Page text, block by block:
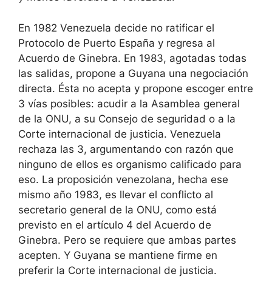
En 1982 Venezuela decide no ratificar el
Protocolo de Puerto España y regresa al
Acuerdo de Ginebra. En 1983, agotadas todas
las salidas, propone a Guyana una negociación
directa. Ésta no acepta y propone escoger entre
3 vías posibles: acudir a la Asamblea general
de la ONU, a su Consejo de seguridad o a la
Corte internacional de justicia. Venezuela
rechaza las 3, argumentando con razón que
ninguno de ellos es organismo calificado para
eso. La proposición venezolana, hecha ese
mismo año 1983, es llevar el conflicto al
secretario general de la ONU, como está
previsto en el artículo 4 del Acuerdo de
Ginebra. Pero se requiere que ambas partes
acepten. Y Guyana se mantiene firme en
preferir la Corte internacional de justicia.